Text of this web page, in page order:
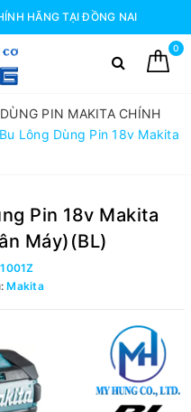
HÃNG TẠI ĐỒNG NAI
0
PIN MAKITA CHÍNH
Lông Dùng Pin 18v Makita
Pin 18v Makita
Máy)(BL)
Makita